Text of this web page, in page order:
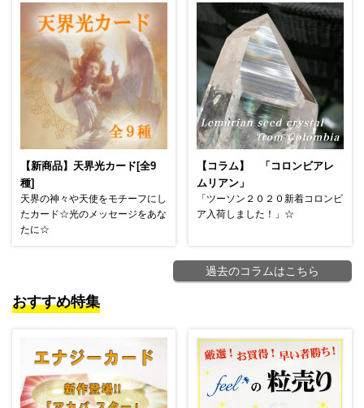
【新商品】天界光カード[全9
種]
天界の神々や天使をモチーフにし
たカード☆光のメッセージをあな
たに☆
【コラム】 「コロンビアレ
ムリアン」
「ツーソン２０２０新着コロンビ
ア入荷しました！」☆
過去のコラムはこちら
おすすめ特集